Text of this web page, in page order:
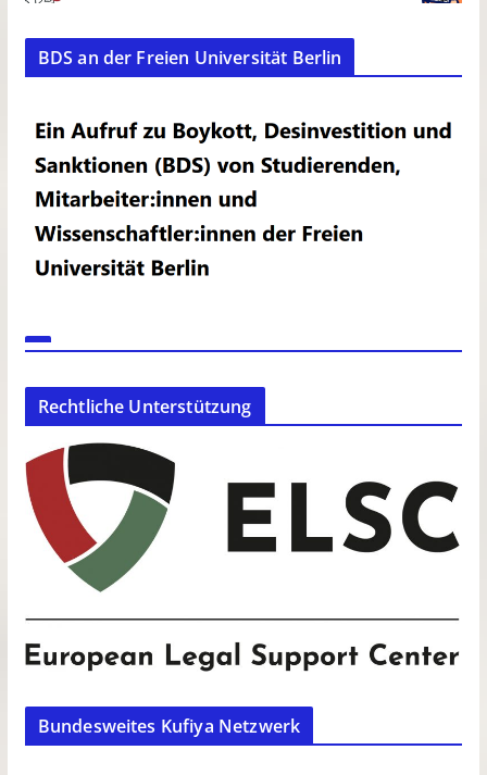
BDS an der Freien Universität Berlin
Rechtliche Unterstützung
Bundesweites Kufiya Netzwerk